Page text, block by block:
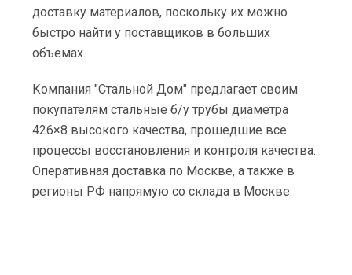
доставку материалов, поскольку их можно
быстро найти у поставщиков в больших
объемах.
Компания "Стальной Дом" предлагает своим
покупателям стальные б/у трубы диаметра
426×8 высокого качества, прошедшие все
процессы восстановления и контроля качества.
Оперативная доставка по Москве, а также в
регионы РФ напрямую со склада в Москве.